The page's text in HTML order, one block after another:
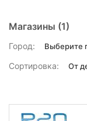
Магазины (1)
Город:
Сортировка: